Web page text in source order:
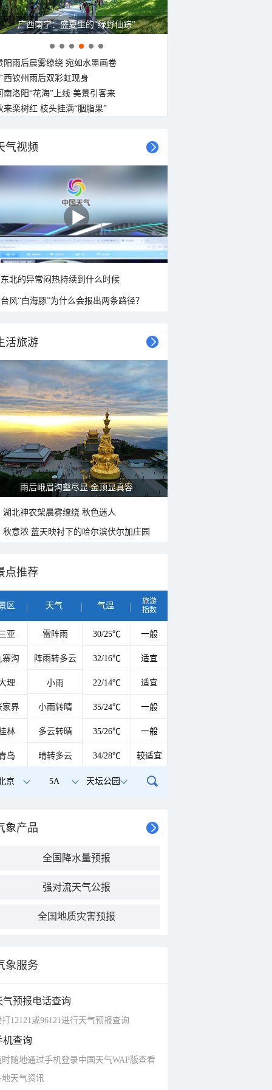
广西南宁：盛夏里的“绿野仙踪”
阳雨后晨雾缭绕 宛如水墨画卷
西钦州雨后双彩虹现身
南洛阳“花海”上线 美景引客来
来栾树红 枝头挂满“胭脂果”
气视频
东北的异常闷热持续到什么时候
台风“白海豚”为什么会报出两条路径？
活旅游
雨后峨眉沟壑尽显 金顶显真容
湖北神农架晨雾缭绕 秋色迷人
秋意浓 蓝天映衬下的哈尔滨伏尔加庄园
点推荐
区 天气 气温
旅游
指数
亚 雷阵雨 30/25℃ 一般
寨沟 阵雨转多云 32/16℃ 适宜
理 小雨 22/14℃ 适宜
家界 小雨转晴 35/24℃ 一般
林 多云转晴 35/26℃ 一般
岛 晴转多云 34/28℃ 较适宜
京 5A 天坛公园
象产品
全国降水量预报
强对流天气公报
全国地质灾害预报
象服务
气预报电话查询
打12121或96121进行天气预报查询
机查询
时随地通过手机登录中国天气WAP版查看
地天气资讯